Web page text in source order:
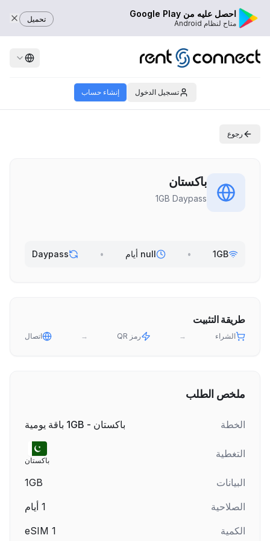
احصل عليه من Google Play
متاح لنظام Android تحميل
تسجيل الدخول إنشاء حساب
رجوع
باكستان
1GB Daypass
1GB
• null أيام •
Daypass
طريقة التثبيت
الشراء → رمز QR → اتصال
ملخص الطلب
الخطة باكستان - 1GB باقة يومية
التغطية
باكستان
البيانات
1GB
الصلاحية
1 أيام
الكمية
1